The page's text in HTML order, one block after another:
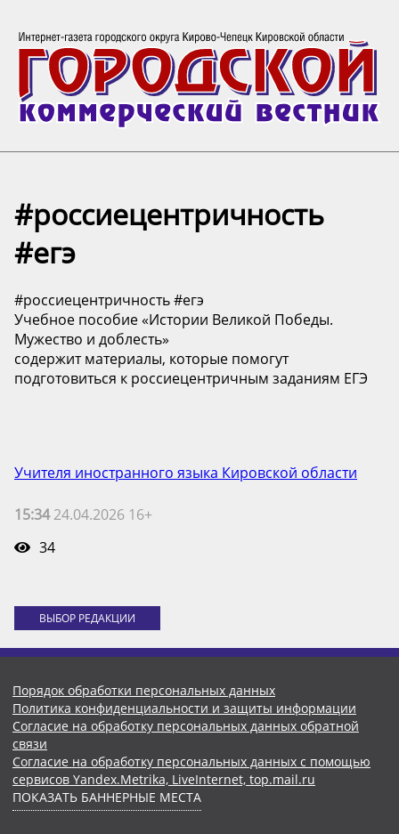
#россиецентричность
#егэ
#россиецентричность #егэ
Учебное пособие «Истории Великой Победы.
Мужество и доблесть»
содержит материалы, которые помогут
подготовиться к россиецентричным заданиям ЕГЭ️
Учителя иностранного языка Кировской области
15:3424.04.2026 16+
34
ВЫБОР РЕДАКЦИИ
Порядок обработки персональных данных
Политика конфиденциальности и защиты информации
Согласие на обработку персональных данных обратной
связи
Согласие на обработку персональных данных с помощью
сервисов Yandex.Metrika, LiveInternet, top.mail.ru
ПОКАЗАТЬ БАННЕРНЫЕ МЕСТА